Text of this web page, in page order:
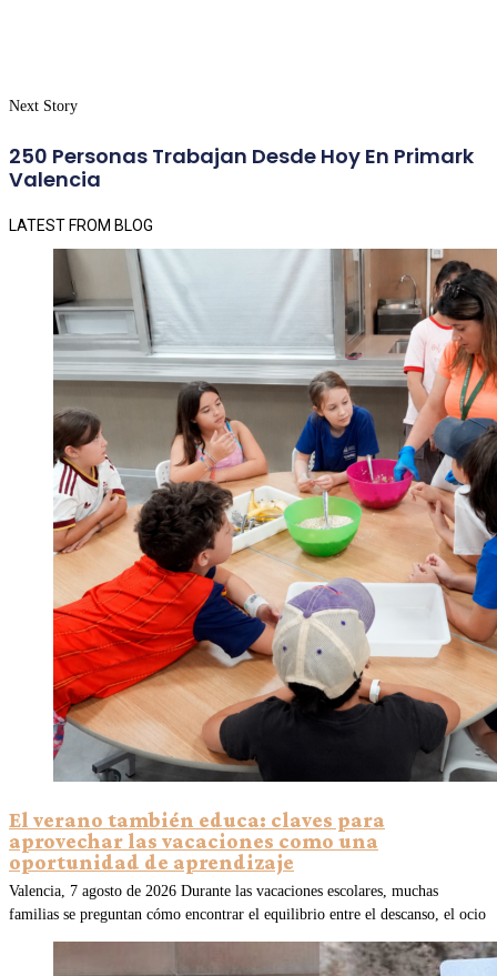
Next Story
250 Personas Trabajan Desde Hoy En Primark
Valencia
LATEST FROM BLOG
El verano también educa: claves para
aprovechar las vacaciones como una
oportunidad de aprendizaje
Valencia, 7 agosto de 2026 Durante las vacaciones escolares, muchas
familias se preguntan cómo encontrar el equilibrio entre el descanso, el ocio